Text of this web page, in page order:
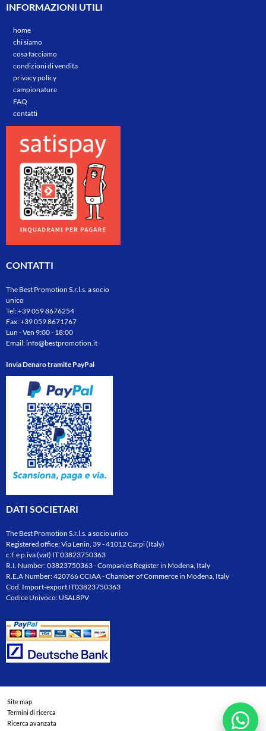
INFORMAZIONI UTILI
home
chi siamo
cosa facciamo
condizioni di vendita
privacy policy
campionature
FAQ
contatti
CONTATTI
The Best Promotion S.r.l.s. a socio
unico
Tel:+39 059 8676254
Fax: +39 059 8671767
Lun - Ven 9:00 - 18:00
Email:info@bestpromotion.it
Invia Denaro tramite PayPal
DATI SOCIETARI
The Best Promotion S.r.l.s. a socio unico
Registered office: Via Lenin, 39 - 41012 Carpi (Italy)
c.f. e p.iva (vat) IT 03823750363
R.I. Number: 03823750363 - Companies Register in Modena, Italy
R.E.A Number: 420766 CCIAA - Chamber of Commerce in Modena, Italy
Cod. Import-export IT03823750363
Codice Univoco: USAL8PV
Site map
Termini di ricerca
Ricerca avanzata